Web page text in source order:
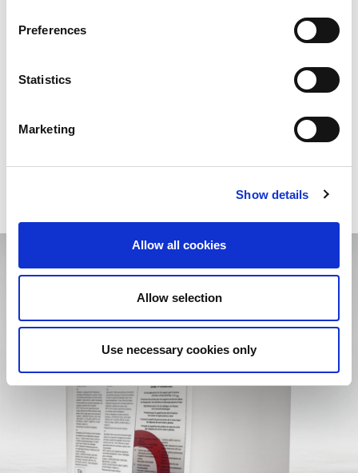
Preferences
Statistics
Marketing
Show details
Allow all cookies
Allow selection
Use necessary cookies only
Grâce à nos accessoires, vous pouvez améliorer la production à
de l'opérateur, en rendant les découpes plus fluides et plus
tout ce dont vous avez besoin pour obtenir d'excellents résultats
et relever tous les défis avec confiance et facilité.